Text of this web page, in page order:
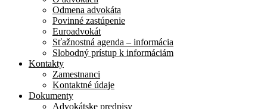
Odmena advokáta
Povinné zastúpenie
Euroadvokát
Sťažnostná agenda – informácia
Slobodný prístup k informáciám
Kontakty
Zamestnanci
Kontaktné údaje
Dokumenty
Advokátske predpisy